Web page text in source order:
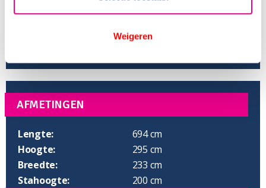
Weigeren
AFMETINGEN
Lengte:
694 cm
Hoogte:
295 cm
Breedte:
233 cm
Stahoogte:
200 cm